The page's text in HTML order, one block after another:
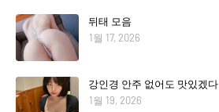
뒤태 모음
1월 17, 2026
강인경 안주 없어도 맛있겠다
1월 19, 2026